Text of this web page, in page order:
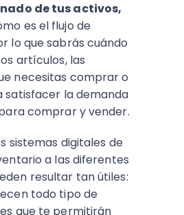
de tus activos,
es el flujo de
lo que sabrás cuándo
artículos, las
necesitas comprar o
satisfacer la demanda
comprar y vender.
sistemas digitales de
a las diferentes
resultar tan útiles:
todo tipo de
que te permitirán